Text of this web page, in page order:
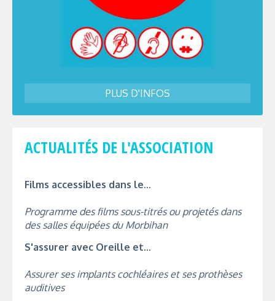
PLUS D'INFOS
ACTUALITÉS DE L'ASSOCIATION
Films accessibles dans le...
Programme des films sous-titrés ou projetés dans
des salles équipées du Morbihan
S'assurer avec Oreille et...
Assurer ses implants cochléaires et ses prothèses
auditives